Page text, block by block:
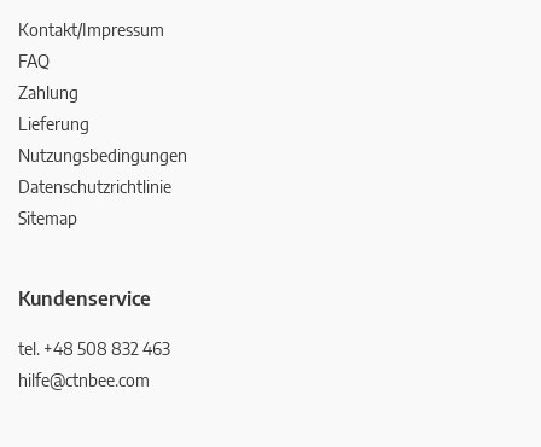
Kontakt/Impressum
FAQ
Zahlung
Lieferung
Nutzungsbedingungen
Datenschutzrichtlinie
Sitemap
Kundenservice
tel. +48 508 832 463
hilfe@ctnbee.com